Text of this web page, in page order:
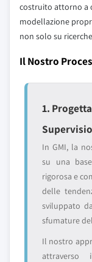
costruito attorno a
modellazione
non solo su
Il Nostro
1.
In GMI, la
su una
rigorosa e
delle
sviluppato
sfumature
Il nostro